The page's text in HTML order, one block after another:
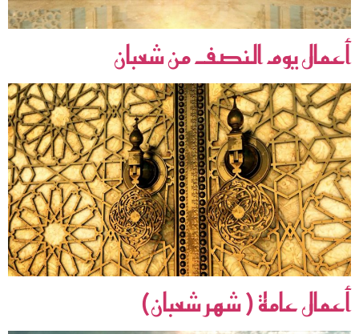
أعمال يوم النصف من شعبان
أعمال عامة ( شهر شعبان)